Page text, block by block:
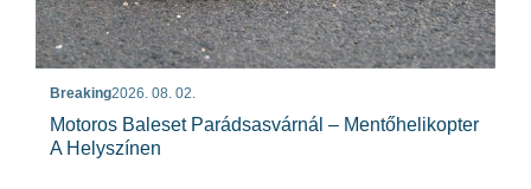
Breaking2026. 08. 02.
Motoros Baleset Parádsasvárnál – Mentőhelikopter
A Helyszínen